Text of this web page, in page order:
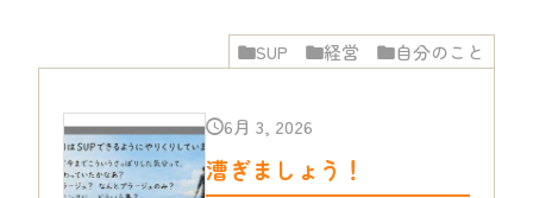
SUP 経営 自分のこと
6月 3, 2026
漕ぎましょう！